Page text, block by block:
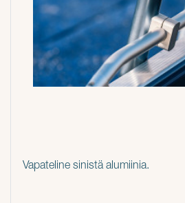
Vapateline sinistä alumiinia.